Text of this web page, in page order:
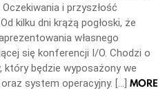
i przyszłość
kilku dni krążą pogłoski, że
własnego
się konferencji I/O. Chodzi o
będzie wyposażony we
system operacyjny. […] MORE